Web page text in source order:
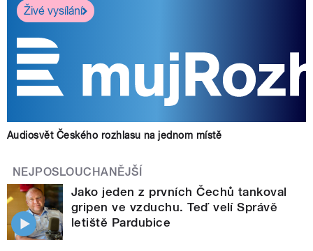
Živé vysílání
Audiosvět Českého rozhlasu na jednom místě
NEJPOSLOUCHANĚJŠÍ
Jako jeden z prvních Čechů tankoval
gripen ve vzduchu. Teď velí Správě
letiště Pardubice